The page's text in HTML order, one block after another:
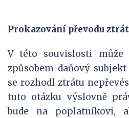
Prokazování převodu
V této souvislosti může
způsobem daňový
se rozhodl ztrátu
tuto otázku výslovně
bude na poplatníkovi,